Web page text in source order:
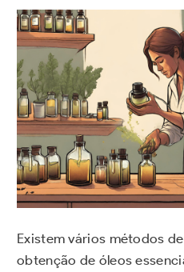
Existem vários métodos
obtenção de óleos